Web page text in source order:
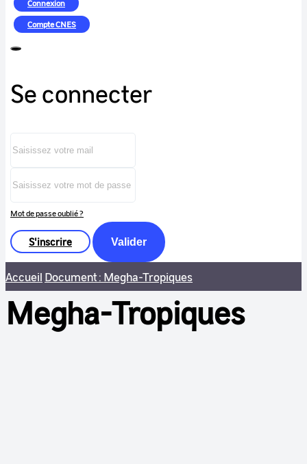
Connexion
CompteCNES
Se connecter
Mot de passe oublié ?
S'inscrire Valider
Accueil Document : Megha-Tropiques
Megha-Tropiques